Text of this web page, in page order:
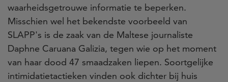
waarheidsgetrouwe informatie te beperken.
Misschien wel het bekendste voorbeeld van
SLAPP's is de zaak van de Maltese journaliste
Daphne Caruana Galizia, tegen wie op het moment
van haar dood 47 smaadzaken liepen. Soortgelijke
intimidatietactieken vinden ook dichter bij huis